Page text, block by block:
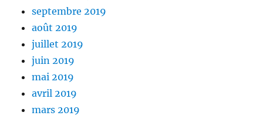
septembre 2019
août 2019
juillet 2019
juin 2019
mai 2019
avril 2019
mars 2019